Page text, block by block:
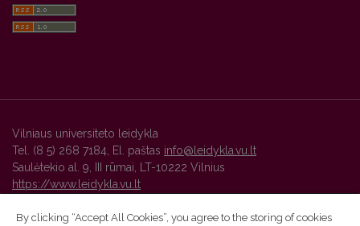
Vilniaus universiteto leidykla
Tel. (8 5) 268 7184, El. paštas info@leidykla.vu.lt
Saulėtekio al. 9, III rūmai, LT-10222 Vilnius
https://www.leidykla.vu.lt
By clicking “Accept All Cookies”, you agree to the storing of cookies